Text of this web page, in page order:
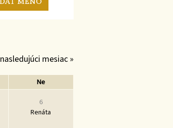
nasledujúci mesiac »
Ne
6
Renáta